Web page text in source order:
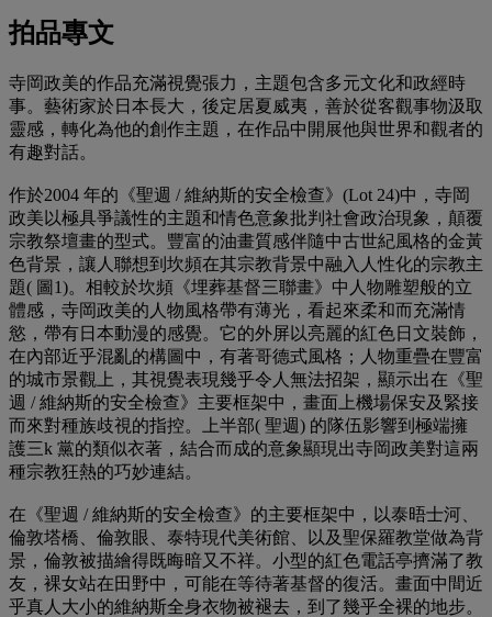
拍品專文
寺岡政美的作品充滿視覺張力，主題包含多元文化和政經時
事。藝術家於日本長大，後定居夏威夷，善於從客觀事物汲取
靈感，轉化為他的創作主題，在作品中開展他與世界和觀者的
有趣對話。
作於2004 年的《聖週 / 維納斯的安全檢查》(Lot 24)中，寺岡
政美以極具爭議性的主題和情色意象批判社會政治現象，顛覆
宗教祭壇畫的型式。豐富的油畫質感伴隨中古世紀風格的金黃
色背景，讓人聯想到坎頻在其宗教背景中融入人性化的宗教主
題( 圖1)。相較於坎頻《埋葬基督三聯畫》中人物雕塑般的立
體感，寺岡政美的人物風格帶有薄光，看起來柔和而充滿情
慾，帶有日本動漫的感覺。它的外屏以亮麗的紅色日文裝飾，
在內部近乎混亂的構圖中，有著哥德式風格；人物重疊在豐富
的城市景觀上，其視覺表現幾乎令人無法招架，顯示出在《聖
週 / 維納斯的安全檢查》主要框架中，畫面上機場保安及緊接
而來對種族歧視的指控。上半部( 聖週) 的隊伍影響到極端擁
護三k 黨的類似衣著，結合而成的意象顯現出寺岡政美對這兩
種宗教狂熱的巧妙連結。
在《聖週 / 維納斯的安全檢查》的主要框架中，以泰晤士河、
倫敦塔橋、倫敦眼、泰特現代美術館、以及聖保羅教堂做為背
景，倫敦被描繪得既晦暗又不祥。小型的紅色電話亭擠滿了教
友，裸女站在田野中，可能在等待著基督的復活。畫面中間近
乎真人大小的維納斯全身衣物被褪去，到了幾乎全裸的地步。